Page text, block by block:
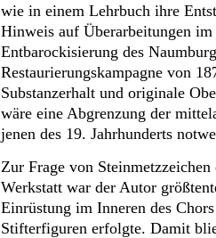
wie in einem Lehrbuch ihre
Hinweis auf Überarbeitungen
Entbarockisierung des
Restaurierungskampagne von
Substanzerhalt und originale
wäre eine Abgrenzung der
jenen des 19. Jahrhunderts
Zur Frage von
Werkstatt war der Autor
Einrüstung im Inneren des
Stifterfiguren erfolgte. Damit